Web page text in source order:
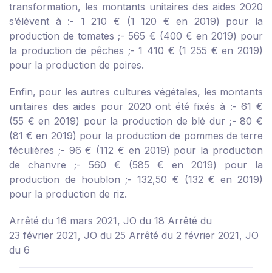
transformation, les montants unitaires des aides 2020
s’élèvent à :- 1 210 € (1 120 € en 2019) pour la
production de tomates ;- 565 € (400 € en 2019) pour
la production de pêches ;- 1 410 € (1 255 € en 2019)
pour la production de poires.
Enfin, pour les autres cultures végétales, les montants
unitaires des aides pour 2020 ont été fixés à :- 61 €
(55 € en 2019) pour la production de blé dur ;- 80 €
(81 € en 2019) pour la production de pommes de terre
féculières ;- 96 € (112 € en 2019) pour la production
de chanvre ;- 560 € (585 € en 2019) pour la
production de houblon ;- 132,50 € (132 € en 2019)
pour la production de riz.
Arrêté du 16 mars 2021, JO du 18 Arrêté du
23 février 2021, JO du 25 Arrêté du 2 février 2021, JO
du 6